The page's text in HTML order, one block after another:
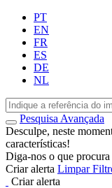
PT
EN
FR
ES
DE
NL
Pesquisa Avançada
Desculpe, neste
características!
Diga-nos o que procura
Criar alerta Limpar
Criar alerta